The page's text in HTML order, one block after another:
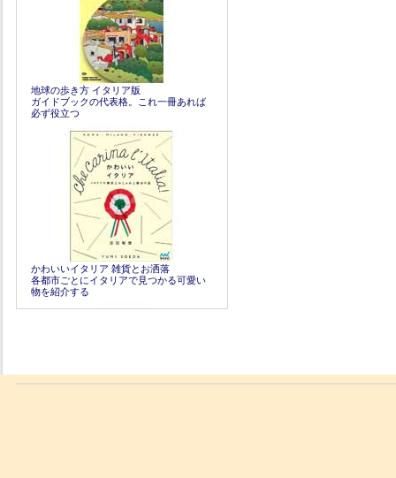
地球の歩き方 イタリア版
ガイドブックの代表格。これ一冊あれば
必ず役立つ
かわいいイタリア 雑貨とお洒落
各都市ごとにイタリアで見つかる可愛い
物を紹介する